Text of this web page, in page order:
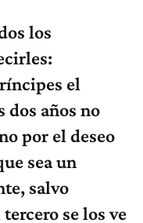
los
el
dos años no
por el deseo
sea un
salvo
se los ve